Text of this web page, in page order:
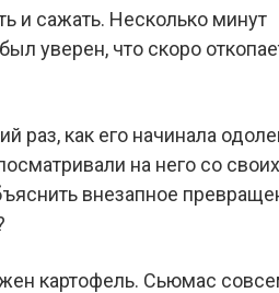
и сажать. Несколько минут
уверен, что скоро
раз, как его начинала
на него со своих
внезапное
картофель. Сьюмас